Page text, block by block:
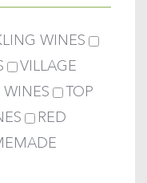
WINES
VILLAGE
WINES
TOP
RED